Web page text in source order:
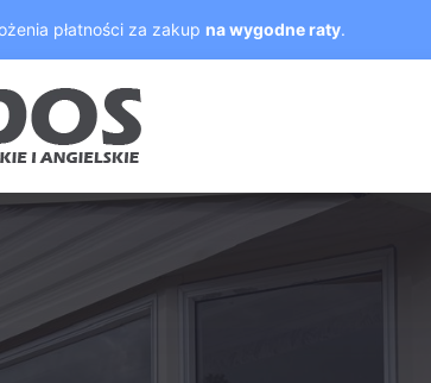
płatności za zakupna wygodne raty.